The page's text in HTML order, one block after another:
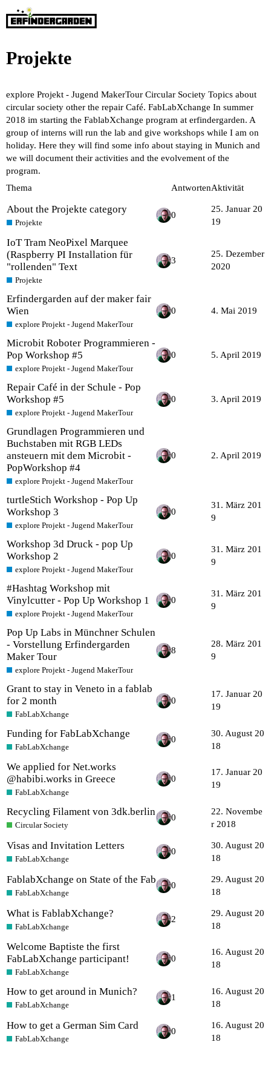
Projekte
explore Projekt - Jugend MakerTour Circular Society Topics about
circular society other the repair Café. FabLabXchange In summer
2018 im starting the FablabXchange program at erfindergarden. A
group of interns will run the lab and give workshops while I am on
holiday. Here they will find some info about staying in Munich and
we will document their activities and the evolvement of the
program.
Thema
AntwortenAktivität
About the Projekte category
Projekte
0
25. Januar 20
19
IoT Tram NeoPixel Marquee
(Raspberry PI Installation für
"rollenden" Text
Projekte
3
25. Dezember
2020
Erfindergarden auf der maker fair
Wien
explore Projekt - Jugend MakerTour
0 4. Mai 2019
Microbit Roboter Programmieren -
Pop Workshop #5
explore Projekt - Jugend MakerTour
0 5. April 2019
Repair Café in der Schule - Pop
Workshop #5
explore Projekt - Jugend MakerTour
0 3. April 2019
Grundlagen Programmieren und
Buchstaben mit RGB LEDs
ansteuern mit dem Microbit -
PopWorkshop #4
explore Projekt - Jugend MakerTour
0 2. April 2019
turtleStich Workshop - Pop Up
Workshop 3
explore Projekt - Jugend MakerTour
0
31. März 201
9
Workshop 3d Druck - pop Up
Workshop 2
explore Projekt - Jugend MakerTour
0
31. März 201
9
#Hashtag Workshop mit
Vinylcutter - Pop Up Workshop 1
explore Projekt - Jugend MakerTour
0
31. März 201
9
Pop Up Labs in Münchner Schulen
- Vorstellung Erfindergarden
Maker Tour
explore Projekt - Jugend MakerTour
8
28. März 201
9
Grant to stay in Veneto in a fablab
for 2 month
FabLabXchange
0
17. Januar 20
19
Funding for FabLabXchange
FabLabXchange
0
30. August 20
18
We applied for Net.works
@habibi.works in Greece
FabLabXchange
0
17. Januar 20
19
Recycling Filament von 3dk.berlin
Circular Society
0
22. Novembe
r 2018
Visas and Invitation Letters
FabLabXchange
0
30. August 20
18
FablabXchange on State of the Fab
FabLabXchange
0
29. August 20
18
What is FablabXchange?
FabLabXchange
2
29. August 20
18
Welcome Baptiste the first
FabLabXchange participant!
FabLabXchange
0
16. August 20
18
How to get around in Munich?
FabLabXchange
1
16. August 20
18
How to get a German Sim Card
FabLabXchange
0
16. August 20
18